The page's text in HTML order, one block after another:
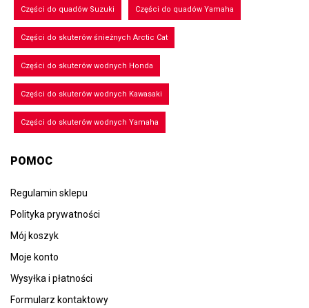
Części do quadów Suzuki Części do quadów Yamaha
Części do skuterów śnieżnych Arctic Cat
Części do skuterów wodnych Honda
Części do skuterów wodnych Kawasaki
Części do skuterów wodnych Yamaha
POMOC
Regulamin sklepu
Polityka prywatności
Mój koszyk
Moje konto
Wysyłka i płatności
Formularz kontaktowy